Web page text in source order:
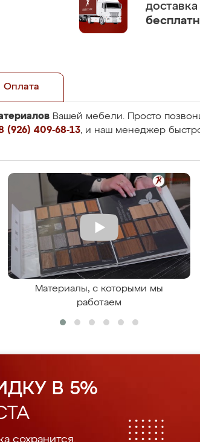
Оплата
Вашей мебели. Просто
(926) 409-68-13, и наш менеджер
Материалы, с которыми мы
работаем
В 5%
сохранится.